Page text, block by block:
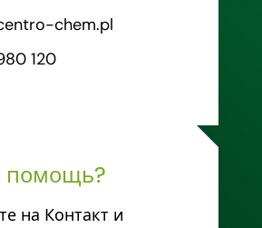
chem.pl
120
помощь?
на Контакт и